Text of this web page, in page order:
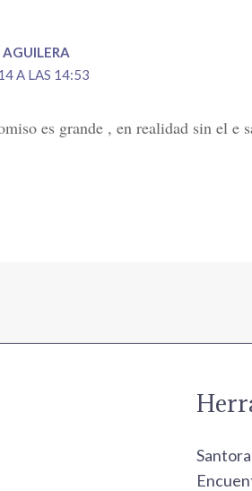
AGUILERA
A LAS 14:53
es grande , en realidad sin el e